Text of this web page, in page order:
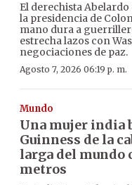
El derechista
la presidencia de
mano dura a
estrecha lazos con
negociaciones de paz.
Agosto 7, 2026 06:19 p. m.
Mundo
Una mujer india
Guinness de la
larga del mundo
metros